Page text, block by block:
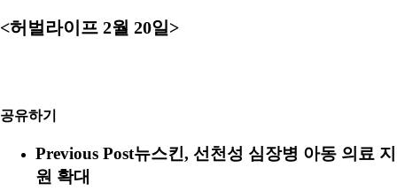
<허벌라이프 2월 20일>
공유하기
Previous Post뉴스킨, 선천성 심장병 아동 의료 지
원 확대